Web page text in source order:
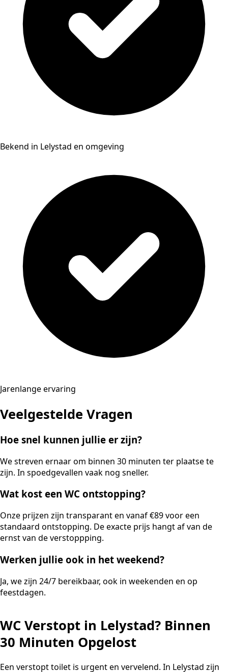
Bekend in Lelystad en omgeving
Jarenlange ervaring
Veelgestelde Vragen
Hoe snel kunnen jullie er zijn?
We streven ernaar om binnen 30 minuten ter plaatse te
zijn. In spoedgevallen vaak nog sneller.
Wat kost een WC ontstopping?
Onze prijzen zijn transparant en vanaf €89 voor een
standaard ontstopping. De exacte prijs hangt af van de
ernst van de verstoppping.
Werken jullie ook in het weekend?
Ja, we zijn 24/7 bereikbaar, ook in weekenden en op
feestdagen.
WC Verstopt in Lelystad? Binnen
30 Minuten Opgelost
Een verstopt toilet is urgent en vervelend. In Lelystad zijn